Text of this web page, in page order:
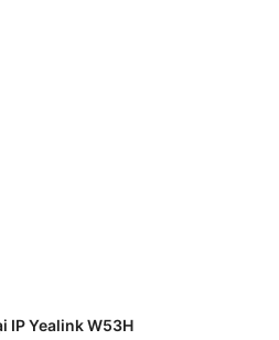
IP Yealink W53H